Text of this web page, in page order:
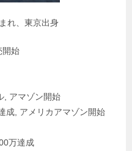
れ、東京出身
開始
, アマゾン開始
成, アメリカアマゾン開始
万達成